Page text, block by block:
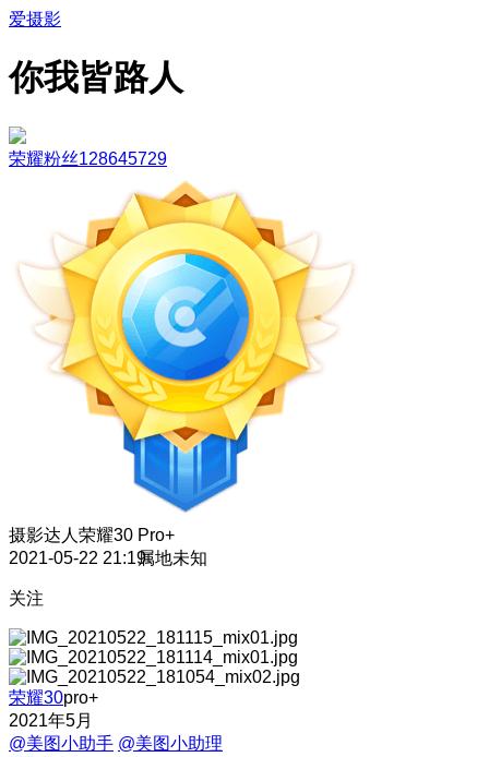
爱摄影
你我皆路人
荣耀粉丝128645729
摄影达人 荣耀30 Pro+
2021-05-22 21:19属地未知
关注
荣耀30pro+
2021年5月
@美图小助手 @美图小助理